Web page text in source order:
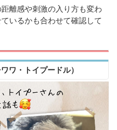
離感や刺激の入り方も変わ
いるかも合わせて確認して
ワ・トイプードル）